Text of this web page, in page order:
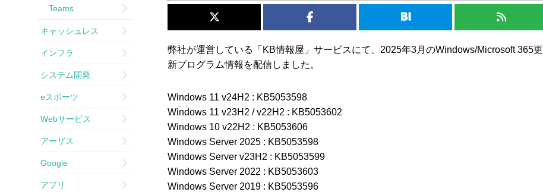
弊社が運営している「KB情報屋」サービスにて、2025年3月のWindows/Microsoft 365更
新プログラム情報を配信しました。
Windows 11 v24H2 : KB5053598
Windows 11 v23H2 / v22H2 : KB5053602
Windows 10 v22H2 : KB5053606
Windows Server 2025 : KB5053598
Windows Server v23H2 : KB5053599
Windows Server 2022 : KB5053603
Windows Server 2019 : KB5053596
Teams
キャッシュレス
インフラ
システム開発
eスポーツ
Webサービス
アーザス
Google
アプリ